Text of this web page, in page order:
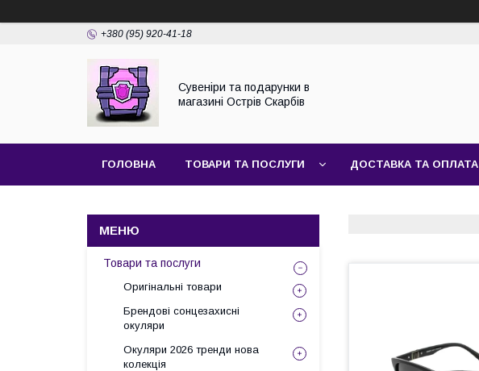
+380 (95) 920-41-18
Сувеніри та подарунки в
магазині Острів Скарбів
ГОЛОВНА ТОВАРИ ТА ПОСЛУГИ ДОСТАВКА ТА ОПЛАТА
Товари та послуги
Оригінальні товари
Брендові сонцезахисні
окуляри
Окуляри 2026 тренди нова
колекція